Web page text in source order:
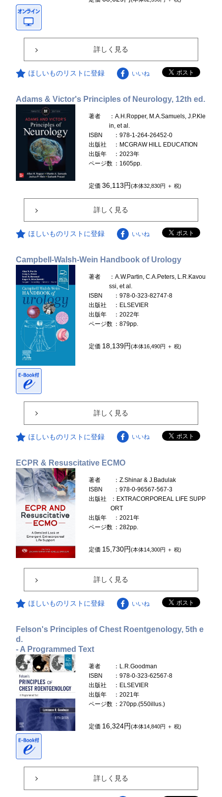
詳しく見る
ほしいものリストに登録 いいね
Adams & Victor's Principles of Neurology, 12th ed.
著者
：A.H.Ropper, M.A.Samuels, J.P.Kle
in, et al.
ISBN
：978-1-264-26452-0
出版社
：MCGRAW HILL EDUCATION
出版年
：2023年
ページ数 ：1605pp.
定価36,113円(本体32,830円 ＋ 税)
詳しく見る
ほしいものリストに登録 いいね
Campbell-Walsh-Wein Handbook of Urology
著者
：A.W.Partin, C.A.Peters, L.R.Kavou
ssi, et al.
ISBN
：978-0-323-82747-8
出版社
：ELSEVIER
出版年
：2022年
ページ数 ：879pp.
定価 18,139円(本体16,490円 ＋ 税)
詳しく見る
ほしいものリストに登録 いいね
ECPR & Resuscitative ECMO
著者
：Z.Shinar & J.Badulak
ISBN
：978-0-96567-567-3
出版社
：EXTRACORPOREAL LIFE SUPP
ORT
出版年
：2021年
ページ数 ：282pp.
定価 15,730円(本体14,300円 ＋ 税)
詳しく見る
ほしいものリストに登録 いいね
Felson's Principles of Chest Roentgenology, 5th e
d.
- A Programmed Text
著者
：L.R.Goodman
ISBN
：978-0-323-62567-8
出版社
：ELSEVIER
出版年
：2021年
ページ数 ：270pp.(550illus.)
定価 16,324円(本体14,840円 ＋ 税)
詳しく見る